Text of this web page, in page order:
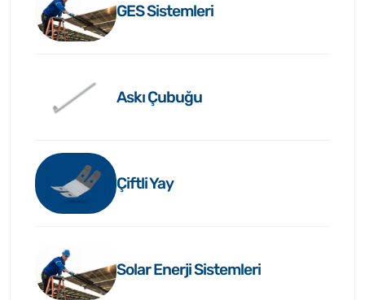
GES Sistemleri
Askı Çubuğu
Çiftli Yay
Solar Enerji Sistemleri